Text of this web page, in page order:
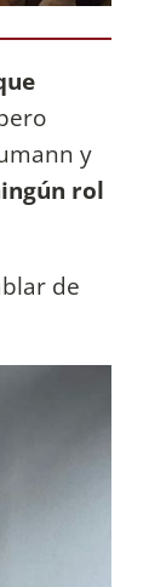
y
rol
de